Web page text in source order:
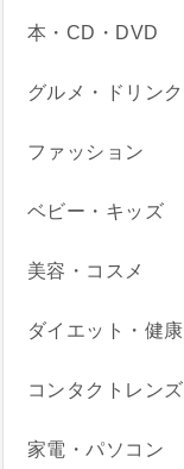
本・CD・DVD
グルメ・ドリンク
ファッション
ベビー・キッズ
美容・コスメ
ダイエット・健康
コンタクトレンズ
家電・パソコン